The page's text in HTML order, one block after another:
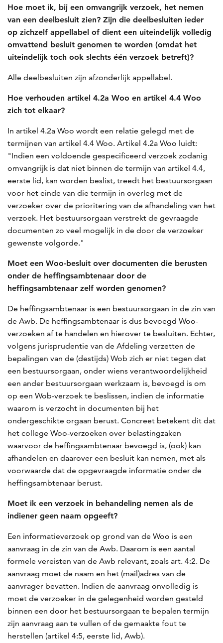
Hoe moet ik, bij een omvangrijk verzoek, het nemen
van een deelbesluit zien? Zijn die deelbesluiten ieder
op zichzelf appellabel of dient een uiteindelijk volledig
omvattend besluit genomen te worden (omdat het
uiteindelijk toch ook slechts één verzoek betreft)?
Alle deelbesluiten zijn afzonderlijk appellabel.
Hoe verhouden artikel 4.2a Woo en artikel 4.4 Woo
zich tot elkaar?
In artikel 4.2a Woo wordt een relatie gelegd met de
termijnen van artikel 4.4 Woo. Artikel 4.2a Woo luidt:
"Indien een voldoende gespecificeerd verzoek zodanig
omvangrijk is dat niet binnen de termijn van artikel 4.4,
eerste lid, kan worden beslist, treedt het bestuursorgaan
voor het einde van die termijn in overleg met de
verzoeker over de prioritering van de afhandeling van het
verzoek. Het bestuursorgaan verstrekt de gevraagde
documenten zo veel mogelijk in de door de verzoeker
gewenste volgorde."
Moet een Woo-besluit over documenten die berusten
onder de heffingsambtenaar door de
heffingsambtenaar zelf worden genomen?
De heffingsambtenaar is een bestuursorgaan in de zin van
de Awb. De heffingsambtenaar is dus bevoegd Woo-
verzoeken af te handelen en hierover te besluiten. Echter,
volgens jurisprudentie van de Afdeling verzetten de
bepalingen van de (destijds) Wob zich er niet tegen dat
een bestuursorgaan, onder wiens verantwoordelijkheid
een ander bestuursorgaan werkzaam is, bevoegd is om
op een Wob-verzoek te beslissen, indien de informatie
waarom is verzocht in documenten bij het
ondergeschikte orgaan berust. Concreet betekent dit dat
het college Woo-verzoeken over belastingzaken
waarvoor de heffingsambtenaar bevoegd is, (ook) kan
afhandelen en daarover een besluit kan nemen, met als
voorwaarde dat de opgevraagde informatie onder de
heffingsambtenaar berust.
Moet ik een verzoek in behandeling nemen als de
indiener geen naam opgeeft?
Een informatieverzoek op grond van de Woo is een
aanvraag in de zin van de Awb. Daarom is een aantal
formele vereisten van de Awb relevant, zoals art. 4:2. De
aanvraag moet de naam en het (mail)adres van de
aanvrager bevatten. Indien de aanvraag onvolledig is
moet de verzoeker in de gelegenheid worden gesteld
binnen een door het bestuursorgaan te bepalen termijn
zijn aanvraag aan te vullen of de gemaakte fout te
herstellen (artikel 4:5, eerste lid, Awb).